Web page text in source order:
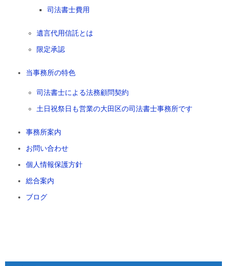
司法書士費用
遺言代用信託とは
限定承認
当事務所の特色
司法書士による法務顧問契約
土日祝祭日も営業の大田区の司法書士事務所です
事務所案内
お問い合わせ
個人情報保護方針
総合案内
ブログ